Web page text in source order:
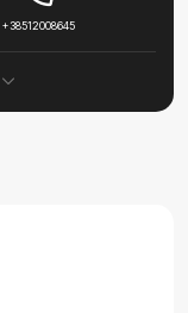
+38512008645